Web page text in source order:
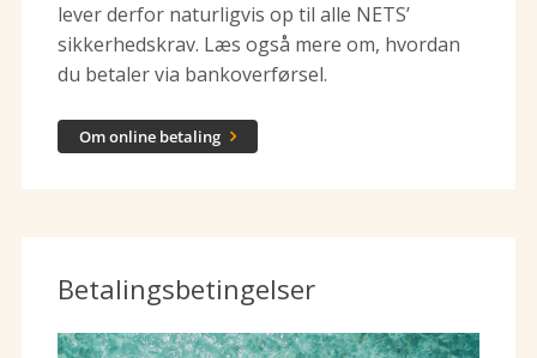
lever derfor naturligvis op til alle NETS’
sikkerhedskrav. Læs også mere om, hvordan
du betaler via bankoverførsel.
Om online betaling 
Betalingsbetingelser